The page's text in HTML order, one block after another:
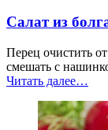
Салат из
Перец очистить
смешать с
Читать далее“Салат
…